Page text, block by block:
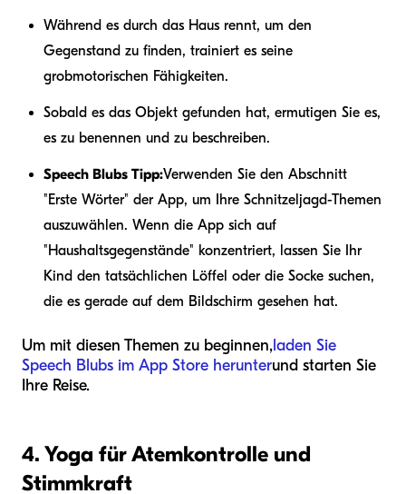
Während es durch das Haus rennt, um den
Gegenstand zu finden, trainiert es seine
grobmotorischen Fähigkeiten.
Sobald es das Objekt gefunden hat, ermutigen Sie es,
es zu benennen und zu beschreiben.
Speech Blubs Tipp:Verwenden Sie den Abschnitt
"Erste Wörter" der App, um Ihre Schnitzeljagd-Themen
auszuwählen. Wenn die App sich auf
"Haushaltsgegenstände" konzentriert, lassen Sie Ihr
Kind den tatsächlichen Löffel oder die Socke suchen,
die es gerade auf dem Bildschirm gesehen hat.
Um mit diesen Themen zu beginnen,laden Sie
Speech Blubs im App Store herunterund starten Sie
Ihre Reise.
4. Yoga für Atemkontrolle und
Stimmkraft